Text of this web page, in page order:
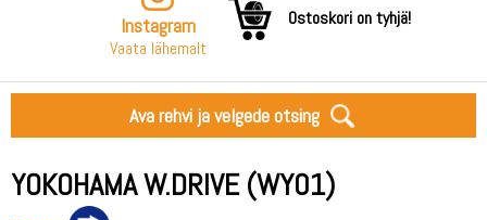
Instagram
Vaata lähemalt
Ostoskori on tyhjä!
Ava rehvi ja velgede otsing
YOKOHAMA W.DRIVE (WY01)